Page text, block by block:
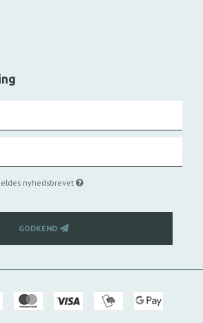
nyhedsbrevet
GODKEND